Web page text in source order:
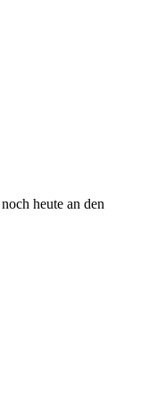
heute an den